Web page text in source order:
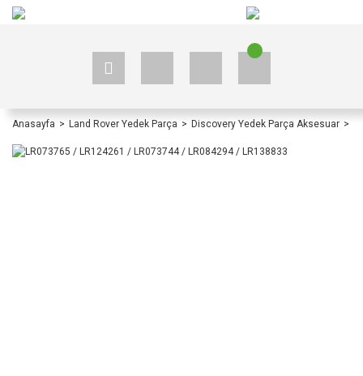
Anasayfa Land Rover Yedek Parça Discovery Yedek Parça Aksesuar